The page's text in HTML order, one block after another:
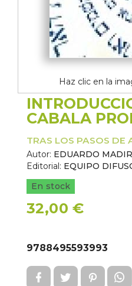
Haz clic en la
CABALA
TRAS LOS PASOS
Autor: EDUARDO
Editorial: EQUIPO
En stock
32,00 €
9788495593993